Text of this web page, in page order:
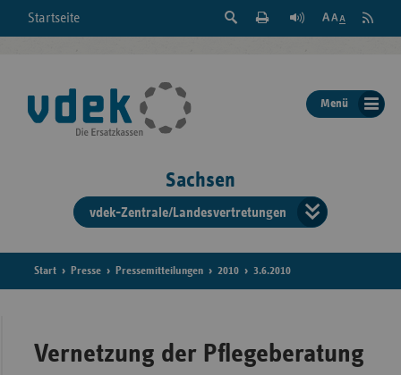
Startseite
Suche
der
Seite
Feed
Menü
Sachsen
vdek-Zentrale/Landesvertretungen
der
Start Presse Pressemitteilungen 2010 3.6.2010
Vernetzung der Pflegeberatung